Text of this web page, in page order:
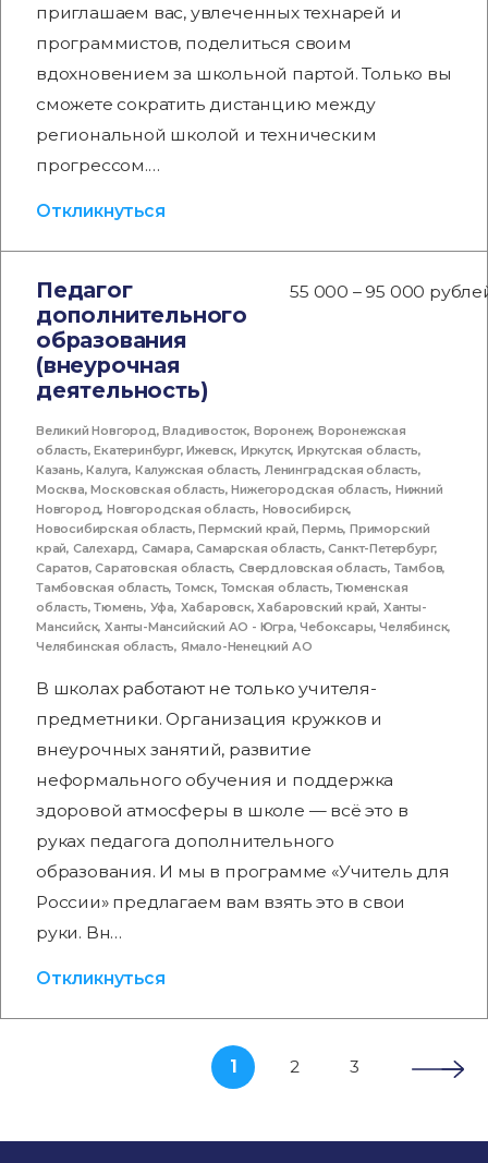
приглашаем вас, увлеченных технарей и
программистов, поделиться своим
вдохновением за школьной партой. Только вы
сможете сократить дистанцию между
региональной школой и техническим
прогрессом.…
Откликнуться
Педагог
дополнительного
образования
(внеурочная
деятельность)
55 000 – 95 000
Великий Новгород,Владивосток, Воронеж,Воронежская
область,Екатеринбург,Ижевск, Иркутск,Иркутская область,
Казань,Калуга, Калужская область,Ленинградская область,
Москва,Московская область,Нижегородская область, Нижний
Новгород,Новгородская область, Новосибирск,
Новосибирская область,Пермский край,Пермь,Приморский
край, Салехард, Самара,Самарская область,Санкт-Петербург,
Саратов,Саратовская область,Свердловская область, Тамбов,
Тамбовская область,Томск, Томская область,Тюменская
область,Тюмень, Уфа, Хабаровск,Хабаровский край, Ханты-
Мансийск,Ханты-Мансийский АО - Югра,Чебоксары,Челябинск,
Челябинская область, Ямало-Ненецкий АО
В школах работают не только учителя-
предметники. Организация кружков и
внеурочных занятий, развитие
неформального обучения и поддержка
здоровой атмосферы в школе — всё это в
руках педагога дополнительного
образования. И мы в программе «Учитель для
России» предлагаем вам взять это в свои
руки. Вн…
Откликнуться
1 2 3